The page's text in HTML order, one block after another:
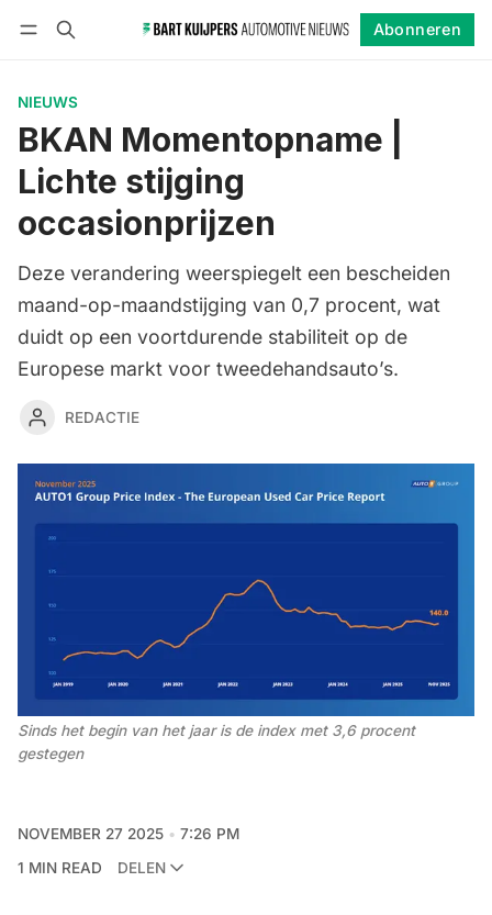
Abonneren
NIEUWS
BKAN Momentopname |
Lichte stijging
occasionprijzen
Deze verandering weerspiegelt een bescheiden
maand-op-maandstijging van 0,7 procent, wat
duidt op een voortdurende stabiliteit op de
Europese markt voor tweedehandsauto’s.
REDACTIE
Sinds het begin van het jaar is de index met 3,6 procent
gestegen
NOVEMBER 27 2025
7:26 PM
1 MIN READ
DELEN